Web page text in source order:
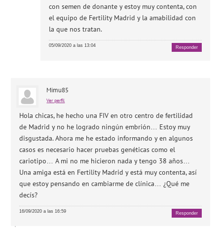
con semen de donante y estoy muy contenta, con
el equipo de Fertility Madrid y la amabilidad con
la que nos tratan.
05/09/2020 a las 13:04 Responder
Mimu85
Ver perfil
Hola chicas, he hecho una FIV en otro centro de fertilidad
de Madrid y no he logrado ningún embrión… Estoy muy
disgustada. Ahora me he estado informando y en algunos
casos es necesario hacer pruebas genéticas como el
cariotipo… A mi no me hicieron nada y tengo 38 años…
Una amiga está en Fertility Madrid y está muy contenta, así
que estoy pensando en cambiarme de clínica… ¿Qué me
decís?
16/09/2020 a las 16:59 Responder